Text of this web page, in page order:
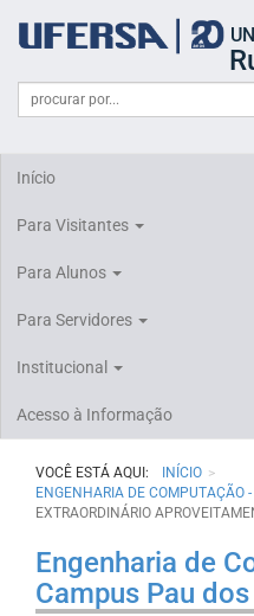
portal
UFERSA
Formulário
Busca
Campo
de
Início
Para Visitantes
Para Alunos
Para Servidores
Institucional
Acesso à Informação
VOCÊ ESTÁ AQUI:
INÍCIO
ENGENHARIA DE COMPUTAÇÃO
EXTRAORDINÁRIO
Engenharia de
Campus Pau